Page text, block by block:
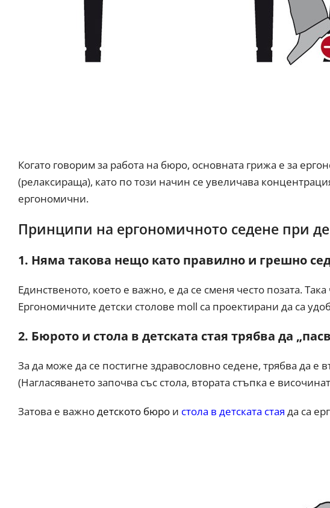
Когато говорим за работа на бюро, основната грижа е за
(релаксираща), като по този начин се увеличава
ергономични.
Принципи на ергономичното седене при
1. Няма такова нещо като правилно и грешно
Единственото, което е важно, е да се сменя често позата.
Ергономичните детски столове moll са проектирани да са
2. Бюрото и стола в детската стая трябва да
За да може да се постигне здравословно седене, трябва да
(Нагласяването започва със стола, втората стъпка е
Затова е важнодетското бюрои стола в детската стая да са